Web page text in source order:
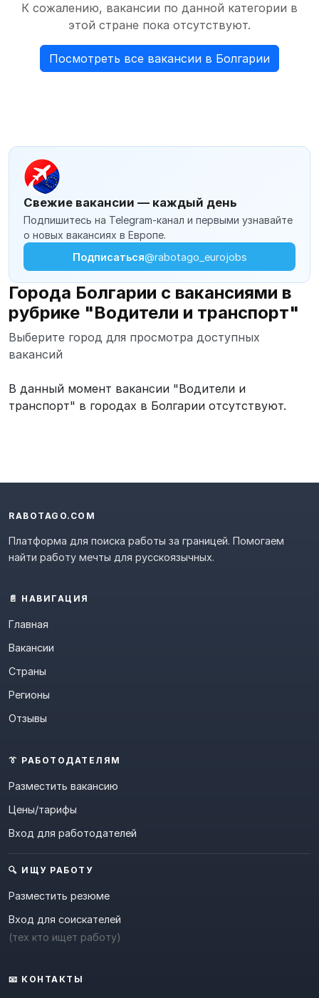
К сожалению, вакансии по данной категории в
этой стране пока отсутствуют.
Посмотреть все вакансии в Болгарии
Свежие вакансии — каждый день
Подпишитесь на Telegram-канал и первыми узнавайте
о новых вакансиях в Европе.
Подписаться@rabotago_eurojobs
Города Болгарии с вакансиями в
рубрике "Водители и транспорт"
Выберите город для просмотра доступных
вакансий
В данный момент вакансии "Водители и
транспорт" в городах в Болгарии отсутствуют.
RABOTAGO.COM
Платформа для поиска работы за границей. Помогаем
найти работу мечты для русскоязычных.
📄 НАВИГАЦИЯ
Главная
Вакансии
Страны
Регионы
Отзывы
👔 РАБОТОДАТЕЛЯМ
Разместить вакансию
Цены/тарифы
Вход для работодателей
🔍 ИЩУ РАБОТУ
Разместить резюме
Вход для соискателей
(тех кто ищет работу)
📧 КОНТАКТЫ